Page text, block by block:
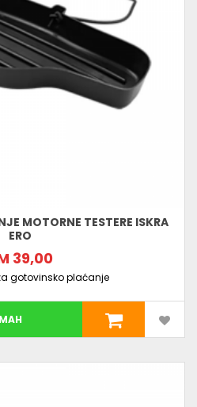
MOTORNE TESTERE ISKRA
ERO
39,00
gotovinsko plaćanje